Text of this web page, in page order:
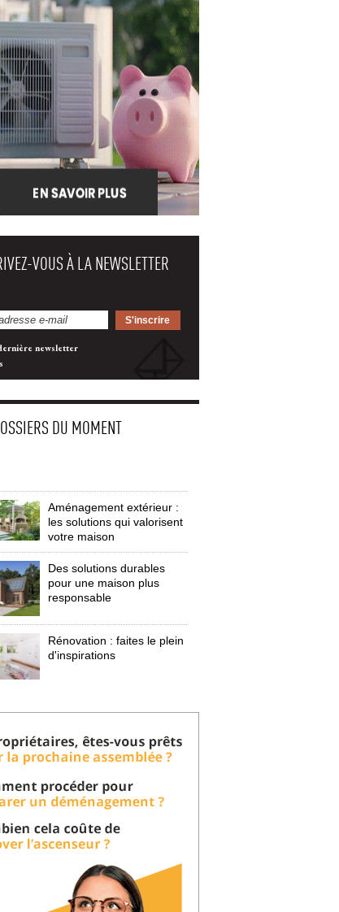
VOUS À LA NEWSLETTER
newsletter
DU MOMENT
Aménagement extérieur :
les solutions qui valorisent
votre maison
Des solutions durables
pour une maison plus
responsable
Rénovation : faites le plein
d'inspirations